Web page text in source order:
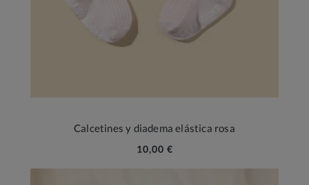
Calcetines y diadema elástica rosa
10,00 €